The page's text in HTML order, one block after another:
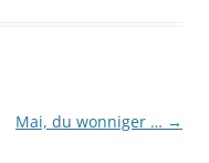
Mai, du wonniger … →